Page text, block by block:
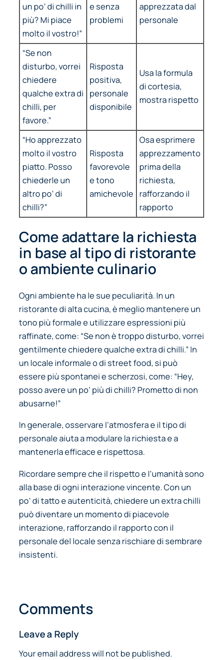
un po’ di chilli in
più? Mi piace
molto il vostro!”
e senza
problemi
apprezzata dal
personale
“Se non
disturbo, vorrei
chiedere
qualche extra di
chilli, per
favore.”
Risposta
positiva,
personale
disponibile
Usa la formula
di cortesia,
mostra rispetto
“Ho apprezzato
molto il vostro
piatto. Posso
chiederle un
altro po’ di
chilli?”
Risposta
favorevole
e tono
amichevole
Osa esprimere
apprezzamento
prima della
richiesta,
rafforzando il
rapporto
Come adattare la richiesta
in base al tipo di ristorante
o ambiente culinario
Ogni ambiente ha le sue peculiarità. In un
ristorante di alta cucina, è meglio mantenere un
tono più formale e utilizzare espressioni più
raffinate, come: “Se non è troppo disturbo, vorrei
gentilmente chiedere qualche extra di chilli.” In
un locale informale o di street food, si può
essere più spontanei e scherzosi, come: “Hey,
posso avere un po’ più di chilli? Prometto di non
abusarne!”
In generale, osservare l’atmosfera e il tipo di
personale aiuta a modulare la richiesta e a
mantenerla efficace e rispettosa.
Ricordare sempre che il rispetto e l’umanità sono
alla base di ogni interazione vincente. Con un
po’ di tatto e autenticità, chiedere un extra chilli
può diventare un momento di piacevole
interazione, rafforzando il rapporto con il
personale del locale senza rischiare di sembrare
insistenti.
Comments
Leave a Reply
Your email address will not be published.